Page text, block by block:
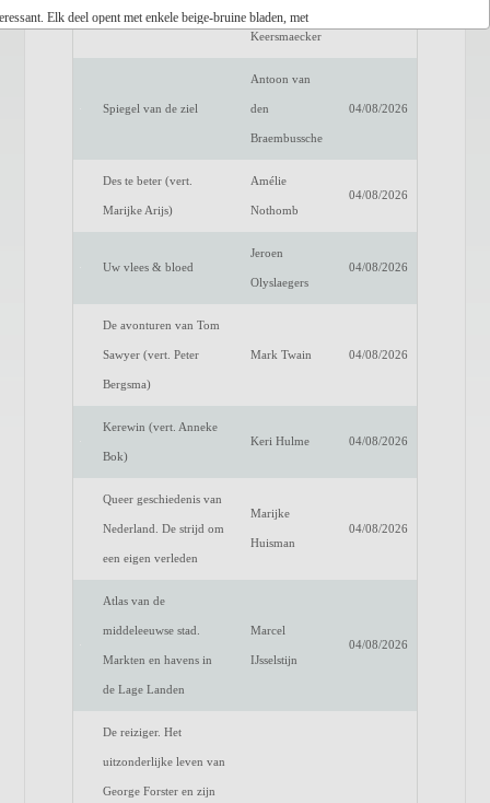
Fake Profiel
Keersmaecker
Spiegel van de ziel
Antoon van
den
Braembussche
04/08/2026
Des te beter (vert.
Marijke Arijs)
Amélie
Nothomb
04/08/2026
Uw vlees & bloed
Jeroen
Olyslaegers
04/08/2026
De avonturen van Tom
Sawyer (vert. Peter
Bergsma)
Mark Twain 04/08/2026
Kerewin (vert. Anneke
Bok)
Keri Hulme 04/08/2026
Queer geschiedenis van
Nederland. De strijd om
een eigen verleden
Marijke
Huisman
04/08/2026
Atlas van de
middeleeuwse stad.
Markten en havens in
de Lage Landen
Marcel
IJsselstijn
04/08/2026
De reiziger. Het
uitzonderlijke leven van
George Forster en zijn
Elk deel opent met enkele beige-bruine bladen, met
en schitterend geïllustreerd met een uitmuntende serie
en de medewerkers in de ruime zin werden achteraan